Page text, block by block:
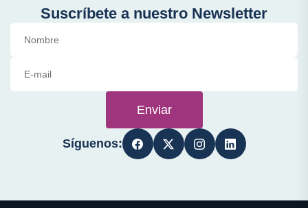
Suscríbete a nuestro Newsletter
Enviar
Síguenos: